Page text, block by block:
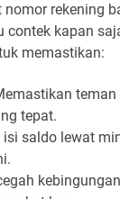
rekening
kapan
memastikan:
tepat.
isi saldo lewat